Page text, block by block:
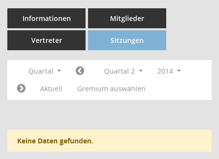
Informationen Mitglieder
Vertreter Sitzungen
Quartal Quartal 2
2014
Aktuell
Gremium auswählen
Keine Daten gefunden.